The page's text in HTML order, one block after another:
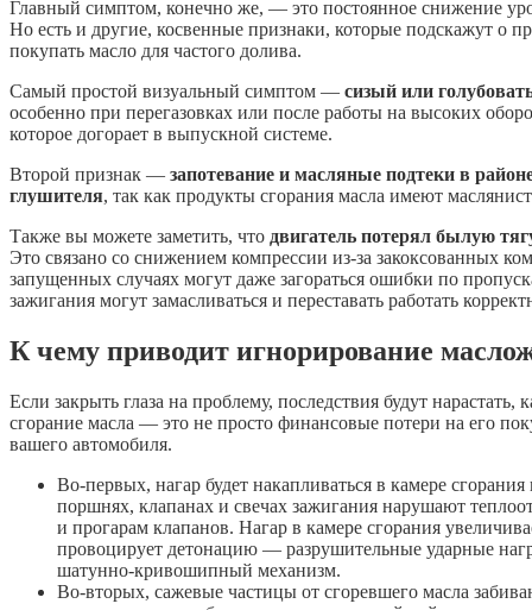
Главный симптом, конечно же, — это постоянное снижение
Но есть и другие, косвенные признаки, которые подскажут о
покупать масло для частого долива.
Самый простой визуальный симптом — сизый или
особенно при перегазовках или после работы на высоких
которое догорает в выпускной системе.
Второй признак — запотевание и масляные подтеки в
глушителя, так как продукты сгорания масла имеют
Также вы можете заметить, что двигатель потерял былую
Это связано со снижением компрессии из-за закоксованных
запущенных случаях могут даже загораться ошибки по
зажигания могут замасливаться и переставать работать
К чему приводит игнорирование
Если закрыть глаза на проблему, последствия будут
сгорание масла — это не просто финансовые потери на его
вашего автомобиля.
Во-первых, нагар будет накапливаться в камере
поршнях, клапанах и свечах зажигания нарушают
и прогарам клапанов. Нагар в камере сгорания
провоцирует детонацию — разрушительные ударные
шатунно-кривошипный механизм.
Во-вторых, сажевые частицы от сгоревшего масла